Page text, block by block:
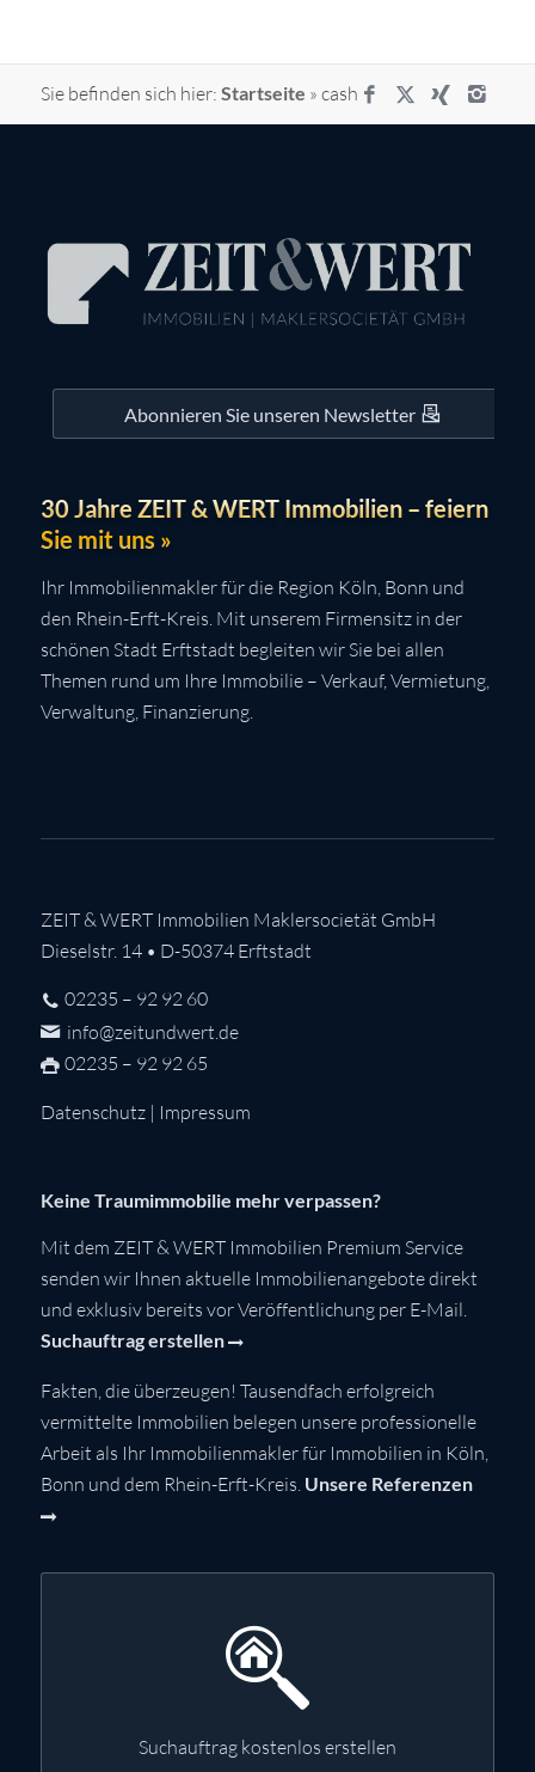
Sie befinden sich hier: Startseite » cash
Abonnieren Sie unseren Newsletter
30 Jahre ZEIT & WERT Immobilien – feiern
Sie mit uns »
Ihr Immobilienmakler für die Region Köln, Bonn und
den Rhein-Erft-Kreis. Mit unserem Firmensitz in der
schönen Stadt Erftstadt begleiten wir Sie bei allen
Themen rund um Ihre Immobilie – Verkauf, Vermietung,
Verwaltung, Finanzierung.
ZEIT & WERT Immobilien Maklersocietät GmbH
Dieselstr. 14 • D-50374 Erftstadt
02235 – 92 92 60
info@zeitundwert.de
02235 – 92 92 65
Datenschutz| Impressum
Keine Traumimmobilie mehr verpassen?
Mit dem ZEIT & WERT Immobilien Premium Service
senden wir Ihnen aktuelle Immobilienangebote direkt
und exklusiv bereits vor Veröffentlichung per E-Mail.
Suchauftrag erstellen
Fakten, die überzeugen! Tausendfach erfolgreich
vermittelte Immobilien belegen unsere professionelle
Arbeit als Ihr Immobilienmakler für Immobilien in Köln,
Bonn und dem Rhein-Erft-Kreis. Unsere Referenzen
Suchauftrag kostenlos erstellen